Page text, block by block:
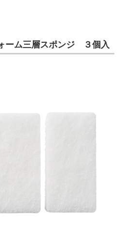
ーム三層スポンジ ３個入